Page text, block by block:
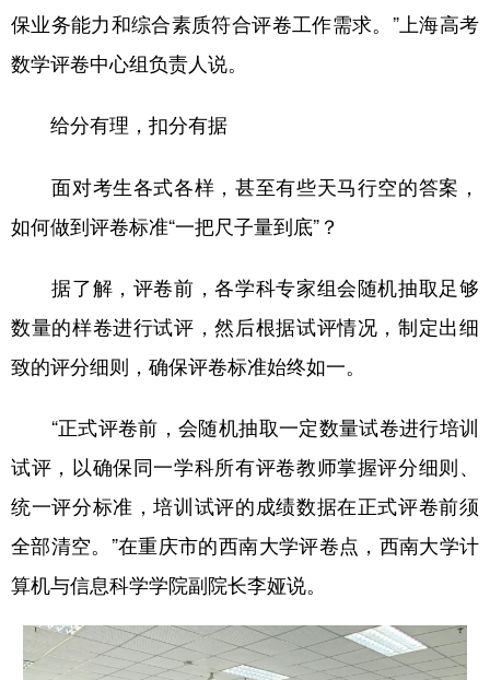
保业务能力和综合素质符合评卷工作需求。”上海高考
数学评卷中心组负责人说。
给分有理，扣分有据
面对考生各式各样，甚至有些天马行空的答案，
如何做到评卷标准“一把尺子量到底”？
据了解，评卷前，各学科专家组会随机抽取足够
数量的样卷进行试评，然后根据试评情况，制定出细
致的评分细则，确保评卷标准始终如一。
“正式评卷前，会随机抽取一定数量试卷进行培训
试评，以确保同一学科所有评卷教师掌握评分细则、
统一评分标准，培训试评的成绩数据在正式评卷前须
全部清空。”在重庆市的西南大学评卷点，西南大学计
算机与信息科学学院副院长李娅说。